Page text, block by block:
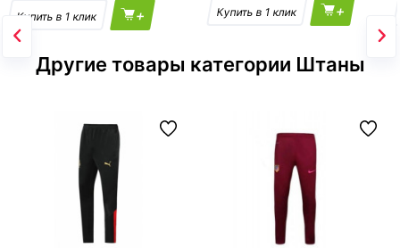
+ +
Другие товары категории Штаны